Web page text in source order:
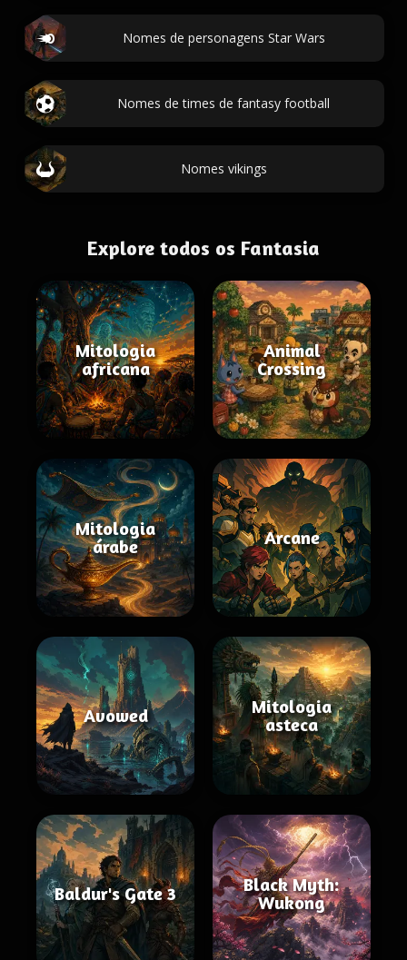
Nomes de personagens Star Wars
Nomes de times de fantasy football
Nomes vikings
Explore todos os Fantasia
Mitologia
africana
Animal
Crossing
Mitologia
árabe
Arcane
Avowed
Mitologia
asteca
Baldur's Gate 3
Black Myth:
Wukong